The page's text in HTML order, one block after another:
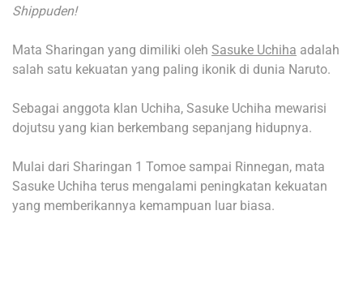
Shippuden!
Mata Sharingan yang dimiliki oleh Sasuke Uchiha adalah
salah satu kekuatan yang paling ikonik di dunia Naruto.
Sebagai anggota klan Uchiha, Sasuke Uchiha mewarisi
dojutsu yang kian berkembang sepanjang hidupnya.
Mulai dari Sharingan 1 Tomoe sampai Rinnegan, mata
Sasuke Uchiha terus mengalami peningkatan kekuatan
yang memberikannya kemampuan luar biasa.